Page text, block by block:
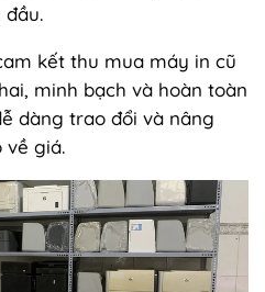
kết thu mua máy in cũ
minh bạch và hoàn toàn
dàng trao đổi và nâng
về giá.